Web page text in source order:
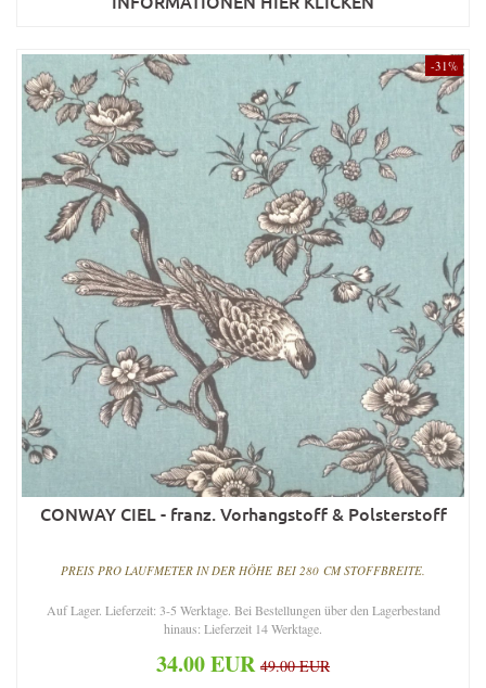
-31%
CONWAY CIEL - franz. Vorhangstoff & Polsterstoff
PREIS PRO LAUFMETER IN DER HÖHE BEI 280 CM STOFFBREITE.
Auf Lager. Lieferzeit: 3-5 Werktage. Bei Bestellungen über den Lagerbestand
hinaus: Lieferzeit 14 Werktage.
34.00 EUR 49.00 EUR